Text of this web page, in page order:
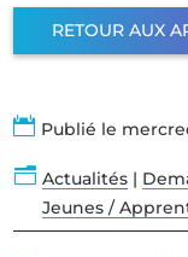
RETOUR AUX
 Publié le
n Actualités|
Jeunes /